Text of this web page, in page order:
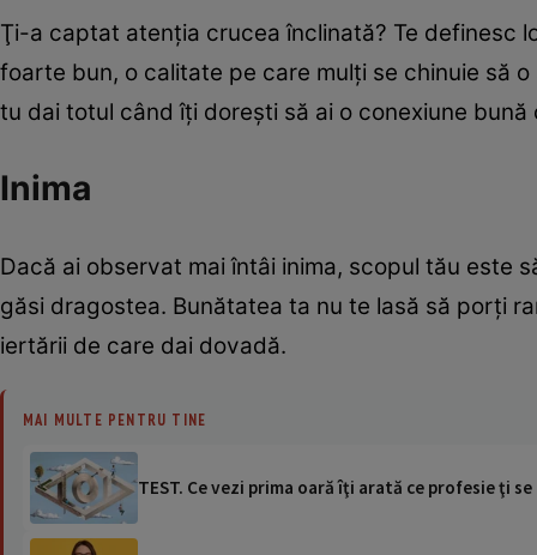
Ţi-a captat atenţia crucea înclinată? Te definesc
foarte bun, o calitate pe care mulți se chinuie să
tu dai totul când îți dorești să ai o conexiune bună
Inima
Dacă ai observat mai întâi inima, scopul tău este
găsi dragostea. Bunătatea ta nu te lasă să porţi
iertării de care dai dovadă.
MAI MULTE PENTRU TINE
TEST. Ce vezi prima oară îţi arată ce profesie ţi